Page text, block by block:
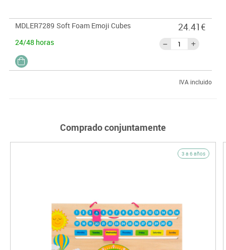
MDLER7289 Soft Foam Emoji Cubes
24/48 horas
24.41€
IVA incluido
Comprado conjuntamente
3 a 6 años